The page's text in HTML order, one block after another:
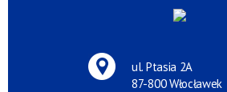
ul. Ptasia 2A
87-800 Włocławek